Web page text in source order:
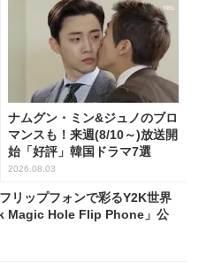
ナムグン・ミン&ジュノのブロ
マンスも！来週(8/10～)放送開
始「好評」韓国ドラマ7選
2026.08.03
リップフォンで彩るY2K世界
Magic Hole Flip Phone」公